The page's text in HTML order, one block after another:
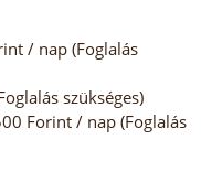
/ nap (Foglalás
szükséges)
Forint / nap (Foglalás